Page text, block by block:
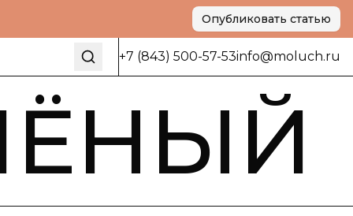
Опубликовать статью
+7 (843) 500-57-53info@moluch.ru